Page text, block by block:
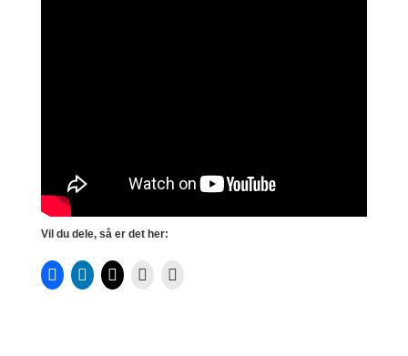
Vil du dele, så er det her: